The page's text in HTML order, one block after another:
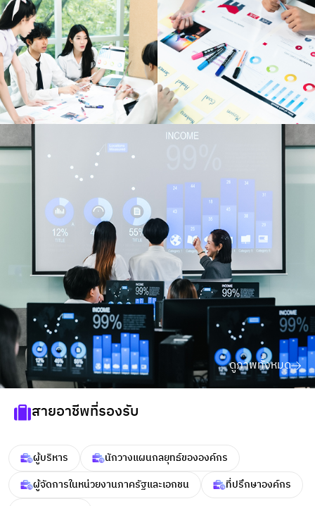
ดูภาพทั้งหมด
สายอาชีพที่รองรับ
ผู้บริหาร
นักวางแผนกลยุทธ์ขององค์กร
ผู้จัดการในหน่วยงานภาครัฐและเอกชน
ที่ปรึกษาองค์กร